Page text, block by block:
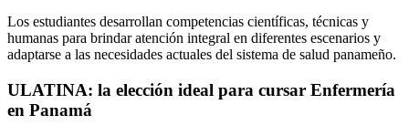
Los estudiantes desarrollan competencias científicas, técnicas y
humanas para brindar atención integral en diferentes escenarios y
adaptarse a las necesidades actuales del sistema de salud panameño.
ULATINA: la elección ideal para cursar Enfermería
en Panamá